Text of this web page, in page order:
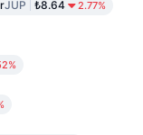
JUP ₺8.64 2.77%